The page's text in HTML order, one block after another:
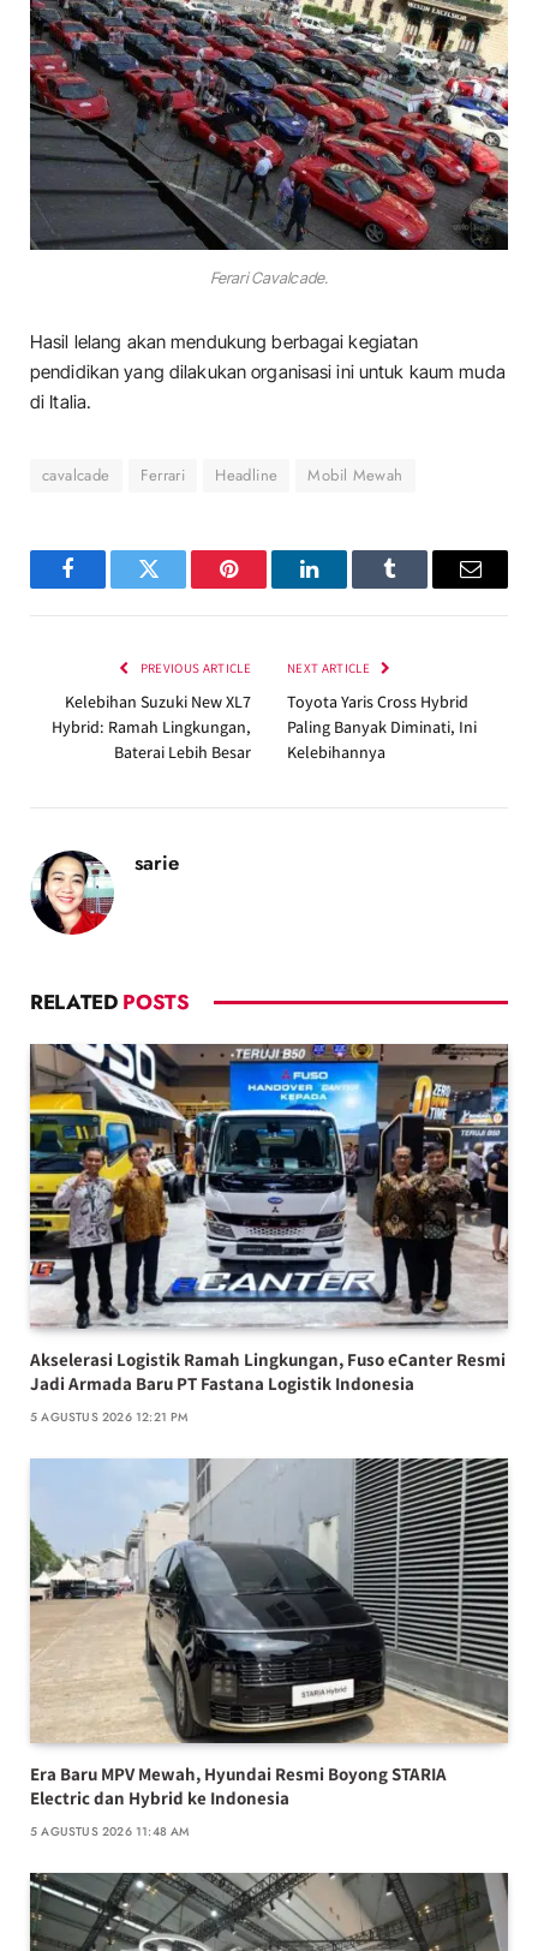
Ferari Cavalcade.
Hasil lelang akan mendukung berbagai kegiatan
pendidikan yang dilakukan organisasi ini untuk kaum muda
di Italia.
cavalcade Ferrari Headline Mobil Mewah
FacebookTwitter Pinterest LinkedInTumblr Email
PREVIOUS ARTICLE
Kelebihan Suzuki New XL7
Hybrid: Ramah Lingkungan,
Baterai Lebih Besar
NEXT ARTICLE
Toyota Yaris Cross Hybrid
Paling Banyak Diminati, Ini
Kelebihannya
sarie
RELATED POSTS
Akselerasi Logistik Ramah Lingkungan, Fuso eCanter Resmi
Jadi Armada Baru PT Fastana Logistik Indonesia
5 AGUSTUS 2026 12:21 PM
Era Baru MPV Mewah, Hyundai Resmi Boyong STARIA
Electric dan Hybrid ke Indonesia
5 AGUSTUS 2026 11:48 AM